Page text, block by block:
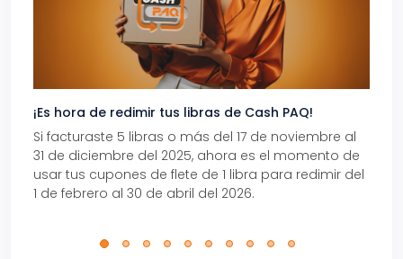
¡Es hora de redimir tus libras de Cash PAQ!
Si facturaste 5 libras o más del 17 de noviembre al
31 de diciembre del 2025, ahora es el momento de
usar tus cupones de flete de 1 libra para redimir del
1 de febrero al 30 de abril del 2026.